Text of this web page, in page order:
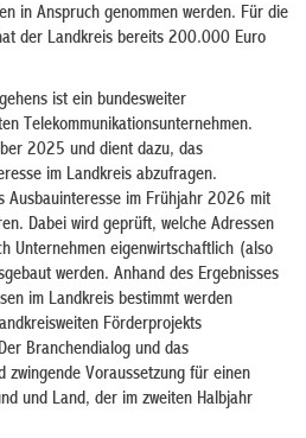
in Anspruch genommen werden. Für die
der Landkreis bereits 200.000 Euro
ist ein bundesweiter
Telekommunikationsunternehmen.
2025 und dient dazu, das
im Landkreis abzufragen.
Ausbauinteresse im Frühjahr 2026 mit
Dabei wird geprüft, welche Adressen
Unternehmen eigenwirtschaftlich (also
werden. Anhand des Ergebnisses
im Landkreis bestimmt werden
Förderprojekts
Branchendialog und das
zwingende Voraussetzung für einen
und Land, der im zweiten Halbjahr